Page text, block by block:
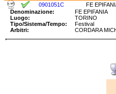
0901051C
FE
Denominazione:
FE
Luogo:
TORINO
Tipo/Sistema/Tempo:
Festival
Arbitri:
CORDARA